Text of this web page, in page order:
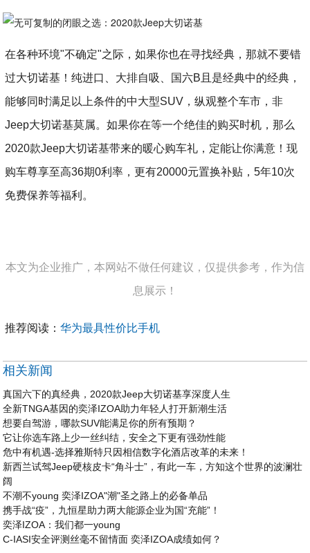
在各种环境"不确定"之际，如果你也在寻找经典，那就不要错
过大切诺基！纯进口、大排自吸、国六B且是经典中的经典，
能够同时满足以上条件的中大型SUV，纵观整个车市，非
Jeep大切诺基莫属。如果你在等一个绝佳的购买时机，那么
2020款Jeep大切诺基带来的暖心购车礼，定能让你满意！现
购车尊享至高36期0利率，更有20000元置换补贴，5年10次
免费保养等福利。
本文为企业推广，本网站不做任何建议，仅提供参考，作为信
息展示！
推荐阅读：华为最具性价比手机
相关新闻
真国六下的真经典，2020款Jeep大切诺基享深度人生
全新TNGA基因的奕泽IZOA助力年轻人打开新潮生活
想要自驾游，哪款SUV能满足你的所有预期？
它让你选车路上少一丝纠结，安全之下更有强劲性能
危中有机遇-选择雅斯特只因相信数字化酒店改革的未来！
新西兰试驾Jeep硬核皮卡“角斗士”，有此一车，方知这个世界的波澜壮
阔
不潮不young 奕泽IZOA"潮"圣之路上的必备单品
携手战“疫”，九恒星助力两大能源企业为国“充能”！
奕泽IZOA：我们都一young
C-IASI安全评测丝毫不留情面 奕泽IZOA成绩如何？